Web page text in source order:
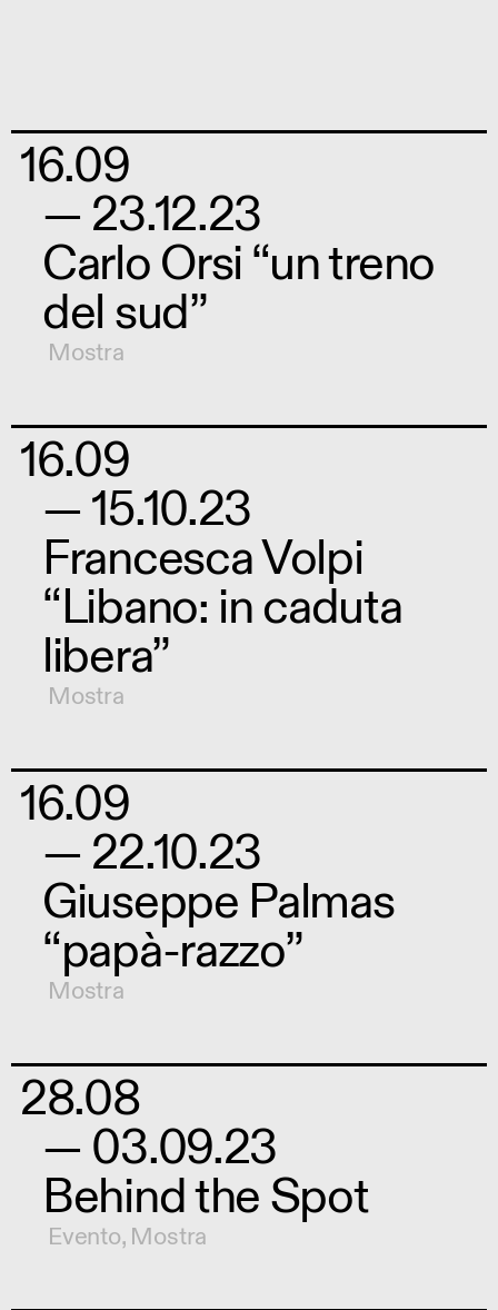
16.09
— 23.12.23
Carlo Orsi “un treno
del sud”
Mostra
16.09
— 15.10.23
Francesca Volpi
“Libano: in caduta
libera”
Mostra
16.09
— 22.10.23
Giuseppe Palmas
“papà-razzo”
Mostra
28.08
— 03.09.23
Behind the Spot
Evento, Mostra